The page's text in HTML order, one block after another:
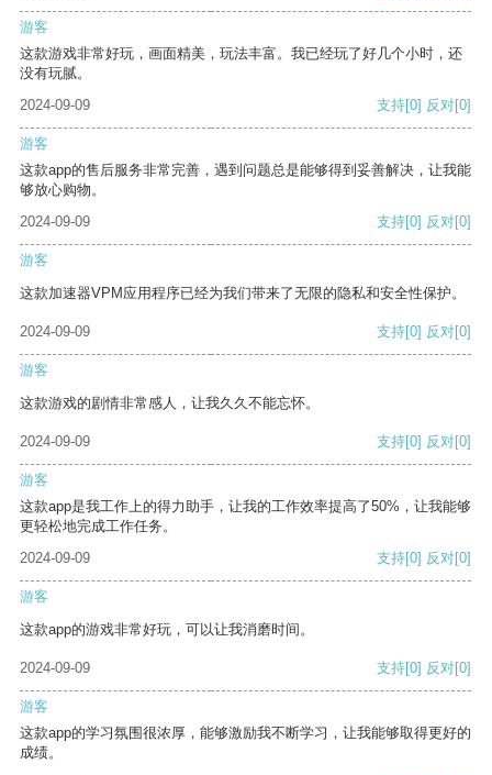
游客
这款游戏非常好玩，画面精美，玩法丰富。我已经玩了好几个小时，还
没有玩腻。
2024-09-09
支持[0] 反对[0]
游客
这款app的售后服务非常完善，遇到问题总是能够得到妥善解决，让我能
够放心购物。
2024-09-09
支持[0] 反对[0]
游客
这款加速器VPM应用程序已经为我们带来了无限的隐私和安全性保护。
2024-09-09 支持[0] 反对[0]
游客
这款游戏的剧情非常感人，让我久久不能忘怀。
2024-09-09 支持[0] 反对[0]
游客
这款app是我工作上的得力助手，让我的工作效率提高了50%，让我能够
更轻松地完成工作任务。
2024-09-09
支持[0] 反对[0]
游客
这款app的游戏非常好玩，可以让我消磨时间。
2024-09-09 支持[0] 反对[0]
游客
这款app的学习氛围很浓厚，能够激励我不断学习，让我能够取得更好的
成绩。